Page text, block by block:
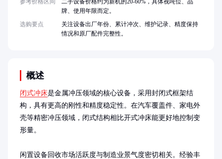
概述
闭式冲床是金属冲压领域的核心设备，采用封闭式框架结
构，具有更高的刚性和精度稳定性。在汽车覆盖件、家电外
壳等精密冲压领域，闭式结构相比开式冲床能更好地控制变
形量。
闲置设备回收市场活跃度与制造业景气度密切相关。经验丰
参考价格区间
二手设备价格约为新机的20-60%，具体视吨位、品
牌、使用年限而定。
选购要点
关注设备出厂年份、累计冲次、维护记录、精度保持
情况和原厂配件完整性。